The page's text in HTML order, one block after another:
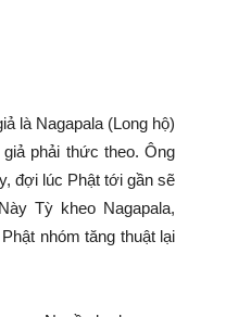
là Nagapala (Long hộ)
phải thức theo. Ông
đợi lúc Phật tới gần sẽ
Tỳ kheo Nagapala,
nhóm tăng thuật lại